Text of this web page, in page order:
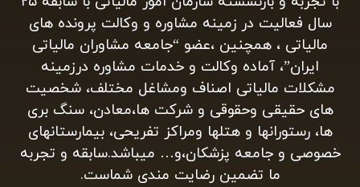
سال فعالیت در زمینه مشاوره و وکالت پرونده های
مالیاتی ، همچنین ،عضو “جامعه مشاوران مالیاتی
ایران”، آماده وکالت و خدمات مشاوره درزمینه
مشکلات مالیاتی اصناف ومشاغل مختلف، شخصیت
های حقیقی وحقوقی و شرکت ها،معادن، سنگ بری
ها، رستورانها و هتلها ومراکز تفریحی، بیمارستانهای
خصوصی و جامعه پزشکان،و… میباشد.سابقه و تجربه
ما تضمین رضایت مندی شماست.